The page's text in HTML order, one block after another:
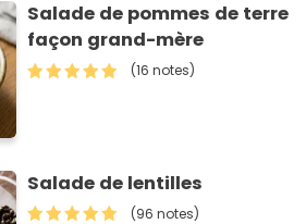
Salade de pommes de terre
façon grand-mère
(16 notes)
Salade de lentilles
(96 notes)